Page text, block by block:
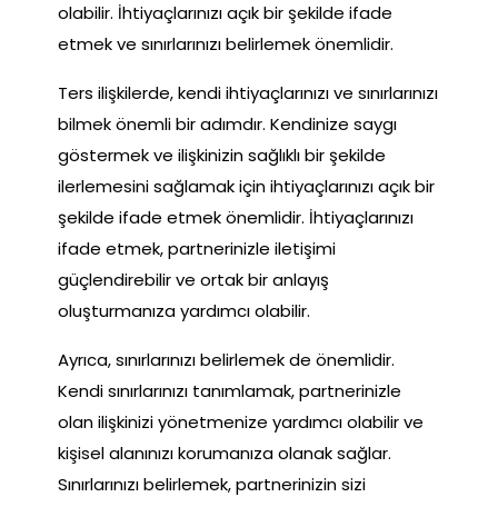
olabilir. İhtiyaçlarınızı açık bir şekilde ifade
etmek ve sınırlarınızı belirlemek önemlidir.
Ters ilişkilerde, kendi ihtiyaçlarınızı ve sınırlarınızı
bilmek önemli bir adımdır. Kendinize saygı
göstermek ve ilişkinizin sağlıklı bir şekilde
ilerlemesini sağlamak için ihtiyaçlarınızı açık bir
şekilde ifade etmek önemlidir. İhtiyaçlarınızı
ifade etmek, partnerinizle iletişimi
güçlendirebilir ve ortak bir anlayış
oluşturmanıza yardımcı olabilir.
Ayrıca, sınırlarınızı belirlemek de önemlidir.
Kendi sınırlarınızı tanımlamak, partnerinizle
olan ilişkinizi yönetmenize yardımcı olabilir ve
kişisel alanınızı korumanıza olanak sağlar.
Sınırlarınızı belirlemek, partnerinizin sizi